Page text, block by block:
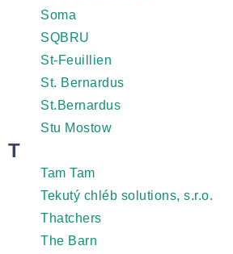
Soma
SQBRU
St-Feuillien
St. Bernardus
St.Bernardus
Stu Mostow
T
Tam Tam
Tekutý chléb solutions, s.r.o.
Thatchers
The Barn